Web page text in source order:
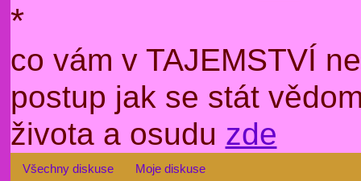
*
co vám v TAJEMSTVÍ
postup jak se stát
života a osudu zde
Všechny diskuse Moje diskuse